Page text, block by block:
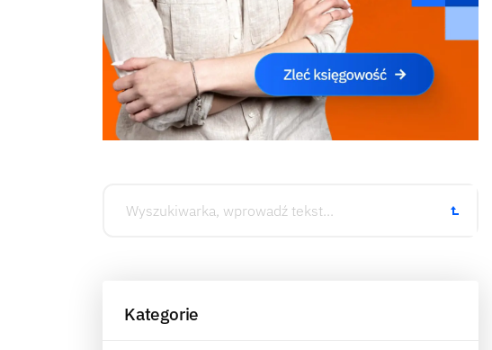
Kategorie